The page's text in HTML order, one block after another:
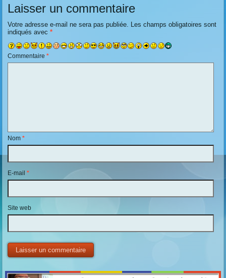
Laisser un commentaire
Votre adresse e-mail ne sera pas publiée.
Les champs obligatoires sont
indiqués avec*
Commentaire*
Nom*
E-mail*
Site web